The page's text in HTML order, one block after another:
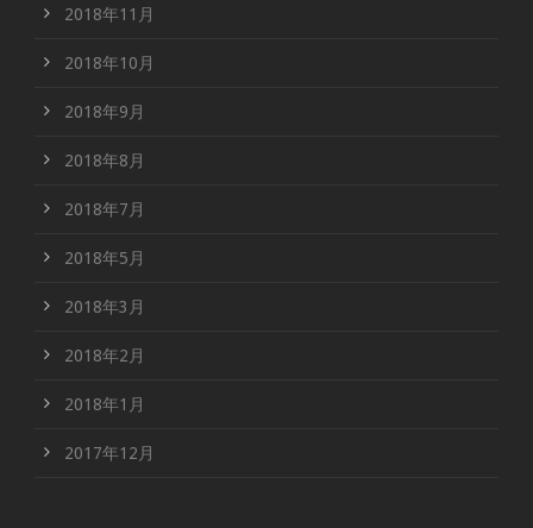
2018年11月
2018年10月
2018年9月
2018年8月
2018年7月
2018年5月
2018年3月
2018年2月
2018年1月
2017年12月